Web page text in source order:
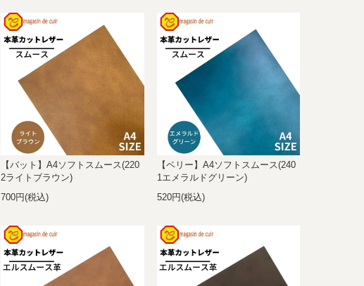
【バット】A4ソフトスムース(220
2ライトブラウン)
700円(税込)
【ベリー】A4ソフトスムース(240
1エメラルドグリーン)
520円(税込)